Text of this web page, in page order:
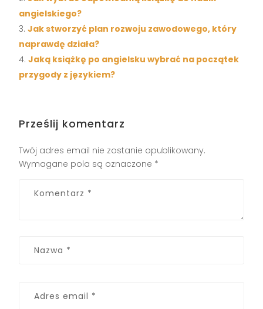
angielskiego?
Jak stworzyć plan rozwoju zawodowego, który
naprawdę działa?
Jaką książkę po angielsku wybrać na początek
przygody z językiem?
Prześlij komentarz
Twój adres email nie zostanie opublikowany.
Wymagane pola są oznaczone *